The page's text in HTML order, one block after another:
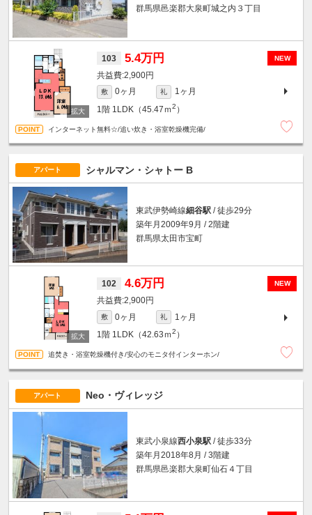
群馬県邑楽郡大泉町城之内３丁目
NEW
103 5.4万円
2,900円
敷 0ヶ月 礼
1ヶ月
1階 1LDK（45.47ｍ2 ）
インターネット無料☆/追い炊き・浴室乾燥機完備/
アパート シャルマン・シャトー B
東武伊勢崎線細谷駅 / 徒歩29分
築年月2009年9月 / 2階建
群馬県太田市宝町
NEW
102 4.6万円
2,900円
敷 0ヶ月 礼
1ヶ月
1階 1LDK（42.63ｍ2 ）
追焚き・浴室乾燥機付き/安心のモニタ付インターホン/
アパート Neo・ヴィレッジ
東武小泉線西小泉駅 / 徒歩33分
築年月2018年8月 / 3階建
群馬県邑楽郡大泉町仙石４丁目